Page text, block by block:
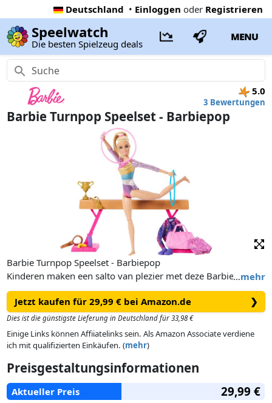
Deutschland • Einloggen oder Registrieren
Speelwatch
Die besten Spielzeug deals
MENU
5.0
3 Bewertungen
Barbie Turnpop Speelset - Barbiepop
…mehr
Barbie Turnpop Speelset - Barbiepop
Kinderen maken een salto van plezier met deze Barbie
Turnen speelset met modepop, saltofunctie en meer dan 10
accessoires voor favoriete evenementen! Bedenk zelf
turnroutines voor de vloer of evenwichtsbalk en maak
acrobatische moves in de lucht dankzij het mechanisme met
C-klem klik hem op de taille van de pop voor salto's,
zijn onder andere batons, hoepels, een beker en een
warming-uppak voor een spannende wedstrijd. Dankzij de
vele mogelijkheden is de Barbie pop en speelset een
Jetzt kaufen für 29,99 € bei Amazon.de ❯
Dies ist die günstigste Lieferung in Deutschland für 33,98 €
Einige Links können Affiiatelinks sein. Als Amazon Associate verdiene
ich mit qualifizierten Einkäufen. (mehr)
Preisgestaltungsinformationen
Aktueller Preis 29,99 €